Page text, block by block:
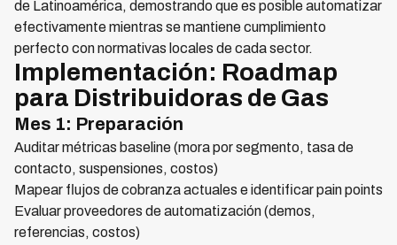
de Latinoamérica, demostrando que es posible automatizar
efectivamente mientras se mantiene cumplimiento
perfecto con normativas locales de cada sector.
Implementación: Roadmap
para Distribuidoras de Gas
Mes 1: Preparación
Auditar métricas baseline (mora por segmento, tasa de
contacto, suspensiones, costos)
Mapear flujos de cobranza actuales e identificar pain points
Evaluar proveedores de automatización (demos,
referencias, costos)